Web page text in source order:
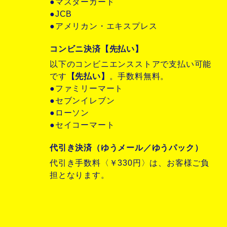
●マスターカード
●JCB
●アメリカン・エキスプレス
コンビニ決済【先払い】
以下のコンビニエンスストアで支払い可能
です 【先払い】
。手数料無料。
●ファミリーマート
●セブンイレブン
●ローソン
●セイコーマート
代引き決済（ゆうメール／ゆうパック）
代引き手数料〈￥330円〉は、お客様ご負
担となります。